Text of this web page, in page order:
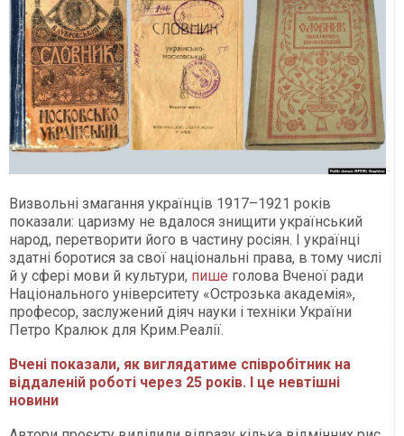
Визвольні змагання українців 1917–1921 років
показали: царизму не вдалося знищити український
народ, перетворити його в частину росіян. І українці
здатні боротися за свої національні права, в тому числі
й у сфері мови й культури, пише голова Вченої ради
Національного університету «Острозька академія»,
професор, заслужений діяч науки і техніки України
Петро Кралюк для Крим.Реалії.
Вчені показали, як виглядатиме співробітник на
віддаленій роботі через 25 років. І це невтішні
новини